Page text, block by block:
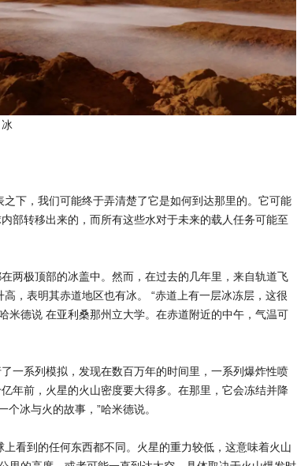
下，我们可能终于弄清楚了它是如何到达那里的。它可能
部转移出来的，而所有这些水对于未来的载人任务可能至
两极顶部的冰盖中。然而，在过去的几年里，来自轨道飞
，表明其赤道地区也有冰。 “赤道上有一层冰冻层，这很
米德说 在亚利桑那州立大学。在赤道附近的中午，气温可
一系列模拟，发现在数百万年的时间里，一系列爆炸性喷
年前，火星的火山密度要大得多。在那里，它会冻结并降
冰与火的故事，”哈米德说。
看到的任何东西都不同。火星的重力较低，这意味着火山